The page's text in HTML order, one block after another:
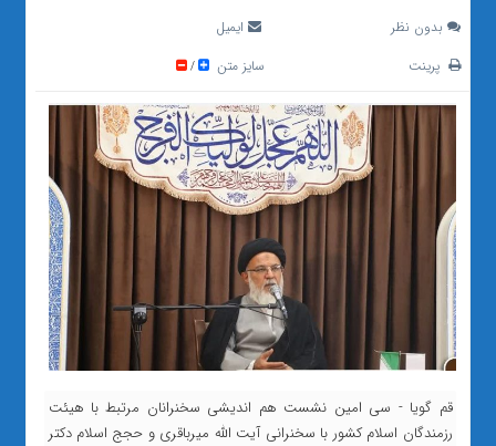
بدون نظر
ایمیل
پرینت
سایز متن /
قم گویا - سی امین نشست هم اندیشی سخنرانان مرتبط با هیئت
رزمندگان اسلام کشور با سخنرانی آیت الله میرباقری و حجج اسلام دکتر